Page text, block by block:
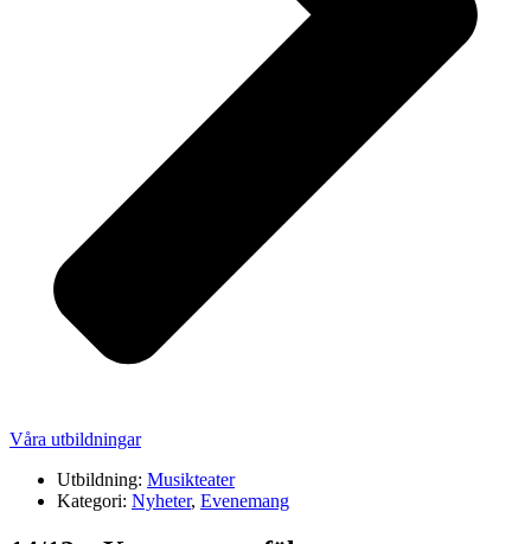
Våra utbildningar
Utbildning: Musikteater
Kategori: Nyheter, Evenemang